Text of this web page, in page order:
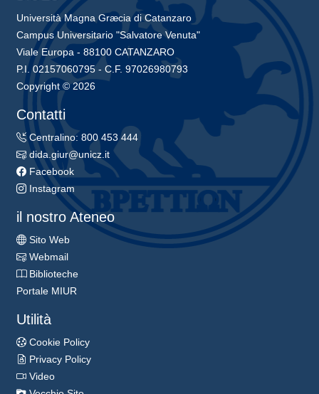
Università Magna Græcia di Catanzaro
Campus Universitario "Salvatore Venuta"
Viale Europa - 88100 CATANZARO
P.I. 02157060795 - C.F. 97026980793
Copyright © 2026
Contatti
Centralino: 800 453 444
dida.giur@unicz.it
Facebook
Instagram
il nostro Ateneo
Sito Web
Webmail
Biblioteche
Portale MIUR
Utilità
Cookie Policy
Privacy Policy
Video